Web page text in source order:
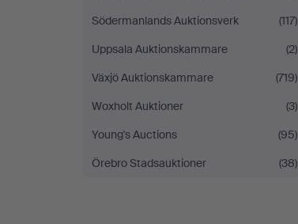
Södermanlands Auktionsverk
(117)
Uppsala Auktionskammare
(2)
Växjö Auktionskammare
(719)
Woxholt Auktioner
(3)
Young's Auctions
(95)
Örebro Stadsauktioner
(38)